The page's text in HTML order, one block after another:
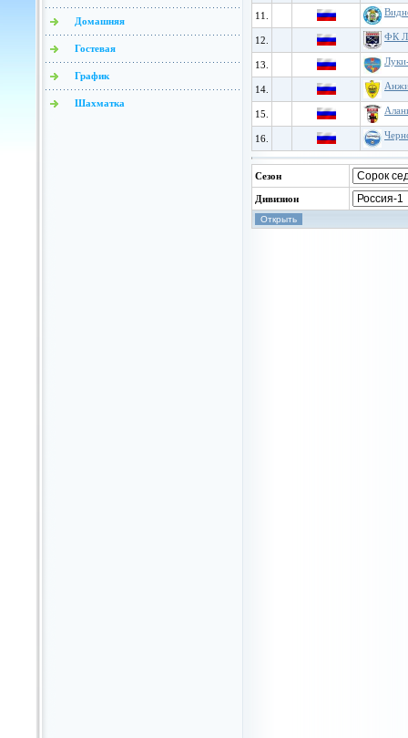
Домашняя
Гостевая
График
Шахматка
11.
12. ФК
13.
14.
15.
16.
Сезон
Дивизион